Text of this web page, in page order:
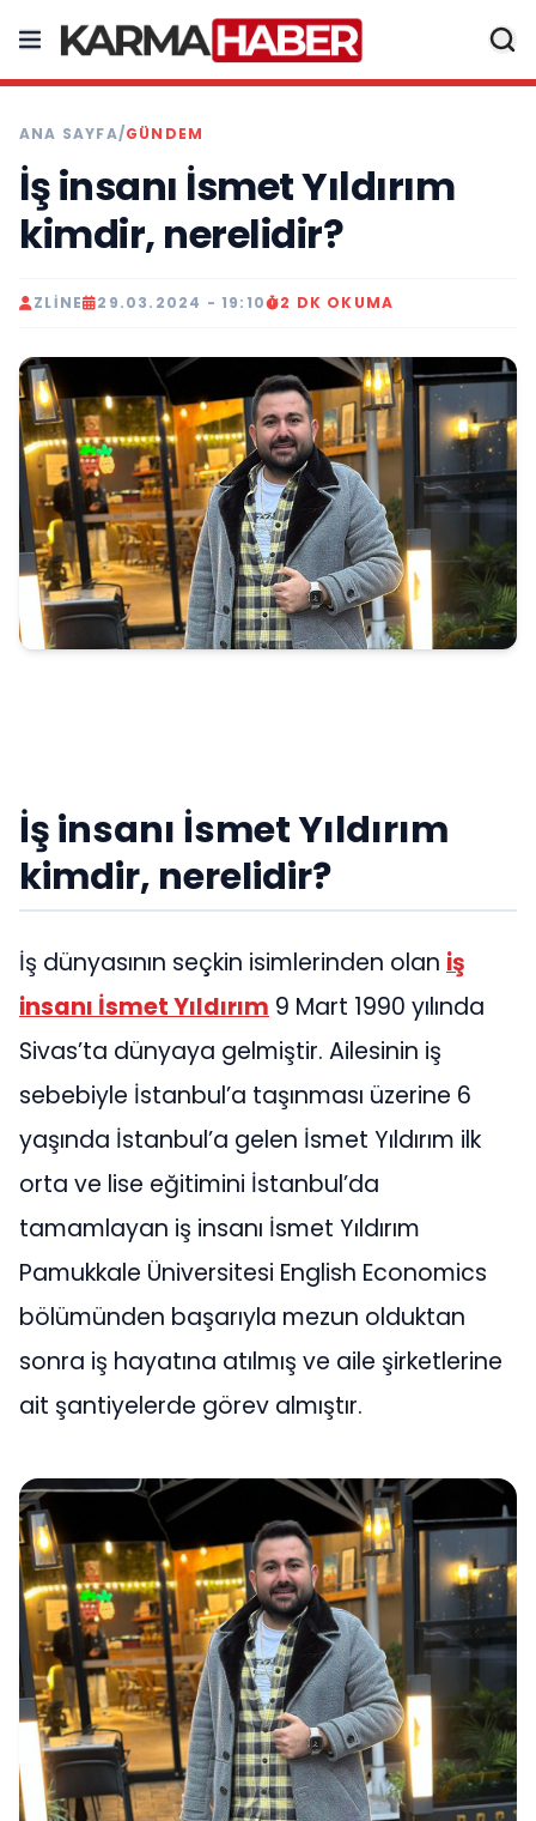
ANA SAYFA/GÜNDEM
İş insanı İsmet Yıldırım
kimdir, nerelidir?
ZLINE 29.03.2024 - 19:10 2 DK OKUMA
İş insanı İsmet Yıldırım
kimdir, nerelidir?
İş dünyasının seçkin isimlerinden olan iş
insanı İsmet Yıldırım 9 Mart 1990 yılında
Sivas’ta dünyaya gelmiştir. Ailesinin iş
sebebiyle İstanbul’a taşınması üzerine 6
yaşında İstanbul’a gelen İsmet Yıldırım ilk
orta ve lise eğitimini İstanbul’da
tamamlayan iş insanı İsmet Yıldırım
Pamukkale Üniversitesi English Economics
bölümünden başarıyla mezun olduktan
sonra iş hayatına atılmış ve aile şirketlerine
ait şantiyelerde görev almıştır.